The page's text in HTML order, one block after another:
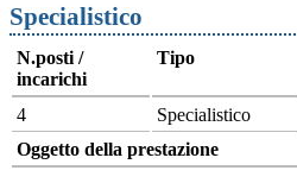
Specialistico
N.posti /
incarichi
Tipo
4 Specialistico
Oggetto della prestazione